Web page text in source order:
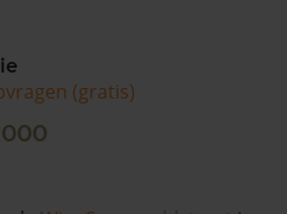
(gratis)